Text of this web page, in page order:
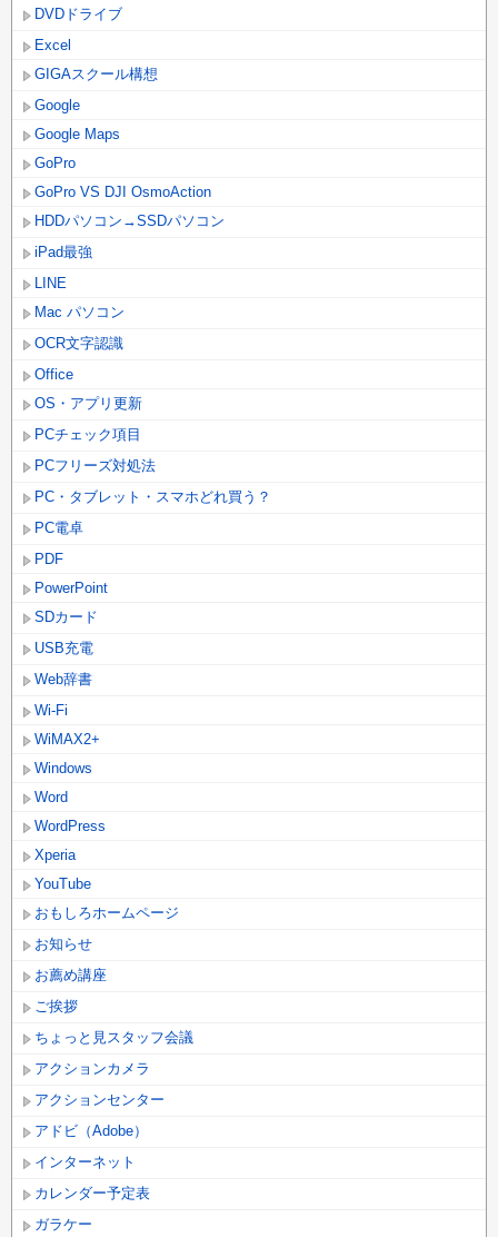
DVDドライブ
Excel
GIGAスクール構想
Google
Google Maps
GoPro
GoPro VS DJI OsmoAction
HDDパソコン→SSDパソコン
iPad最強
LINE
Mac パソコン
OCR文字認識
Office
OS・アプリ更新
PCチェック項目
PCフリーズ対処法
PC・タブレット・スマホどれ買う？
PC電卓
PDF
PowerPoint
SDカード
USB充電
Web辞書
Wi-Fi
WiMAX2+
Windows
Word
WordPress
Xperia
YouTube
おもしろホームページ
お知らせ
お薦め講座
ご挨拶
ちょっと見スタッフ会議
アクションカメラ
アクションセンター
アドビ（Adobe）
インターネット
カレンダー予定表
ガラケー